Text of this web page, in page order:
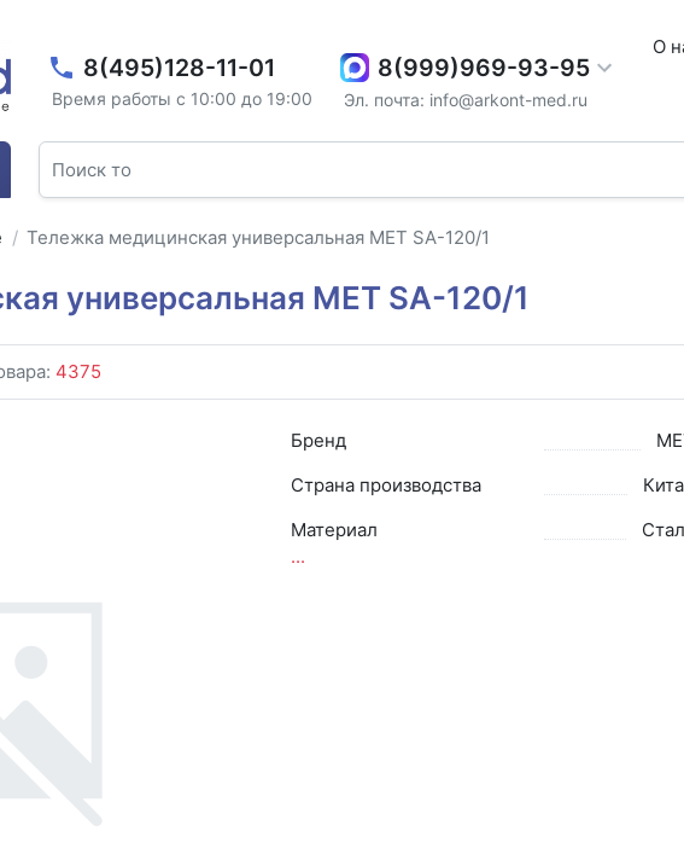
8(495)128-11-01
Время работы с 10:00 до 19:00
8(999)969-93-95
Эл. почта: info@arkont-med.ru
О
Тележка медицинская универсальная МЕТ SA-120/1
универсальная МЕТ SA-120/1
4375
Бренд
Страна производства
Материал
...